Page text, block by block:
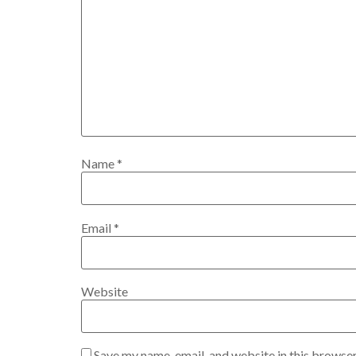
Name*
Email *
Website